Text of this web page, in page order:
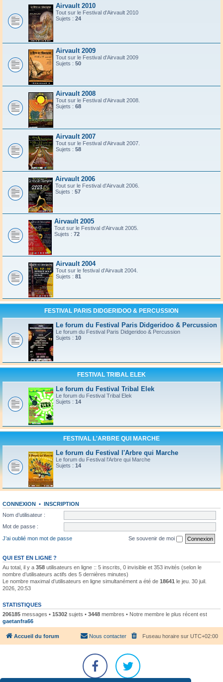
Airvault 2010
Tout sur le Festival d'Airvault 2010
Sujets : 24
Airvault 2009
Tout sur le Festival d'Airvault 2009
Sujets : 50
Airvault 2008
Tout sur le Festival d'Airvault 2008.
Sujets : 68
Airvault 2007
Tout sur le Festival d'Airvault 2007.
Sujets : 58
Airvault 2006
Tout sur le Festival d'Airvault 2006.
Sujets : 57
Airvault 2005
Tout sur le Festival d'Airvault 2005.
Sujets : 72
Airvault 2004
Tout sur le festival d'Airvault 2004.
Sujets : 81
FESTIVAL PARIS DIDGERIDOO & PERCUSSION
Le forum du Festival Paris Didgeridoo & Percussion
Le forum du Festival Paris Didgeridoo & Percussion
Sujets : 10
FESTIVAL TRIBAL ELEK
Le forum du Festival Tribal Elek
Le forum du Festival Tribal Elek
Sujets : 14
FESTIVAL L'ARBRE QUI MARCHE
Le forum du Festival l'Arbre qui Marche
Le forum du Festival l'Arbre qui Marche
Sujets : 14
CONNEXION • INSCRIPTION
Nom d’utilisateur :
Mot de passe :
J’ai oublié mon mot de passe
Se souvenir de moi
QUI EST EN LIGNE ?
Au total, il y a 358 utilisateurs en ligne :: 5 inscrits, 0 invisible et 353 invités (selon le
nombre d’utilisateurs actifs des 5 dernières minutes)
Le nombre maximal d’utilisateurs en ligne simultanément a été de 18641 le jeu. 30 juil.
2026, 20:53
STATISTIQUES
206185 messages • 15302 sujets • 3448 membres • Notre membre le plus récent est
gaetanfra66
Accueil du forum Fuseau horaire sur UTC+02:00
Nous contacter